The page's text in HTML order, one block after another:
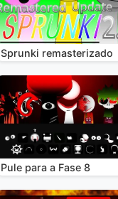
Sprunki remasterizado
Pule para a Fase 8